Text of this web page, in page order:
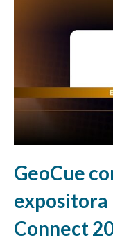
GeoCue
expositora
Connect